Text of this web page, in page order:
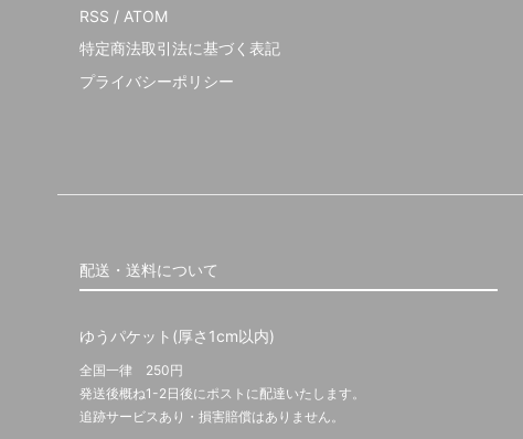
RSS / ATOM
特定商法取引法に基づく表記
プライバシーポリシー
配送・送料について
ゆうパケット(厚さ1cm以内)
全国一律 250円
発送後概ね1-2日後にポストに配達いたします。
追跡サービスあり・損害賠償はありません。